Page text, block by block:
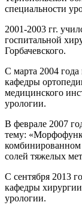
специальности
2001-2003 гг.
госпитальной
Горбачевского.
С марта 2004 года
кафедры
медицинского
урологии.
В феврале 2007
тему:
солей тяжелых
С сентября 2013
кафедры
урологии.